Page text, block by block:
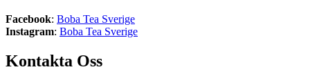
Facebook: Boba Tea Sverige
Instagram: Boba Tea Sverige
Kontakta Oss